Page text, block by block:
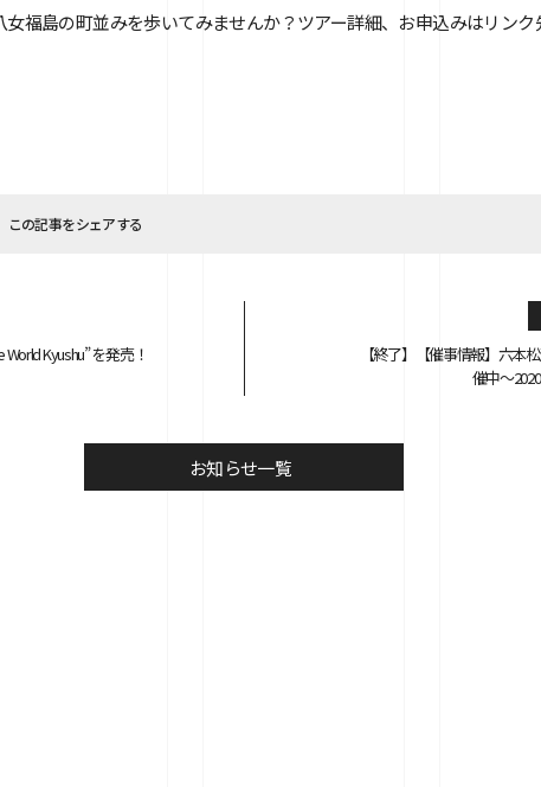
女福島の町並みを歩いてみませんか？ツアー詳細、お申込みはリンク
この記事をシェアする
World Kyushu” を発売！
【終了】【催事情報】六本
催中〜
お知らせ一覧